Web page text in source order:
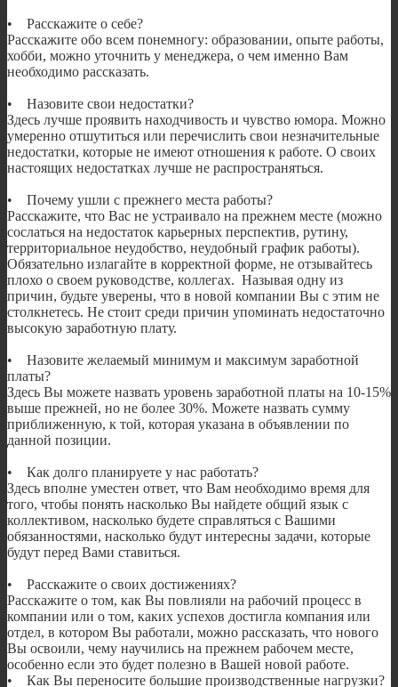
• Расскажите о себе?
Расскажите обо всем понемногу: образовании, опыте работы,
хобби, можно уточнить у менеджера, о чем именно Вам
необходимо рассказать.
• Назовите свои недостатки?
Здесь лучше проявить находчивость и чувство юмора. Можно
умеренно отшутиться или перечислить свои незначительные
недостатки, которые не имеют отношения к работе. О своих
настоящих недостатках лучше не распространяться.
• Почему ушли с прежнего места работы?
Расскажите, что Вас не устраивало на прежнем месте (можно
сослаться на недостаток карьерных перспектив, рутину,
территориальное неудобство, неудобный график работы).
Обязательно излагайте в корректной форме, не отзывайтесь
плохо о своем руководстве, коллегах. Называя одну из
причин, будьте уверены, что в новой компании Вы с этим не
столкнетесь. Не стоит среди причин упоминать недостаточно
высокую заработную плату.
• Назовите желаемый минимум и максимум заработной
платы?
Здесь Вы можете назвать уровень заработной платы на 10-15%
выше прежней, но не более 30%. Можете назвать сумму
приближенную, к той, которая указана в объявлении по
данной позиции.
• Как долго планируете у нас работать?
Здесь вполне уместен ответ, что Вам необходимо время для
того, чтобы понять насколько Вы найдете общий язык с
коллективом, насколько будете справляться с Вашими
обязанностями, насколько будут интересны задачи, которые
будут перед Вами ставиться.
• Расскажите о своих достижениях?
Расскажите о том, как Вы повлияли на рабочий процесс в
компании или о том, каких успехов достигла компания или
отдел, в котором Вы работали, можно рассказать, что нового
Вы освоили, чему научились на прежнем рабочем месте,
особенно если это будет полезно в Вашей новой работе.
• Как Вы переносите большие производственные нагрузки?